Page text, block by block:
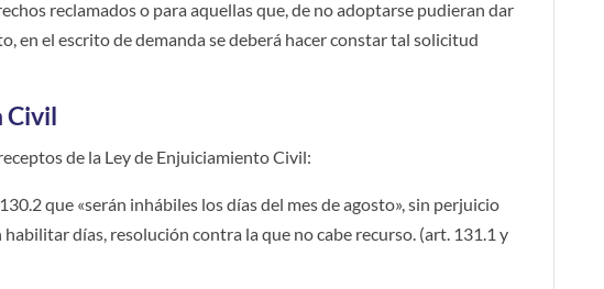
reclamados o para aquellas que, de no adoptarse pudieran dar
en el escrito de demanda se deberá hacer constar tal solicitud
Civil
de la Ley de Enjuiciamiento Civil:
que «serán inhábiles los días del mes de agosto», sin perjuicio
días, resolución contra la que no cabe recurso. (art. 131.1 y